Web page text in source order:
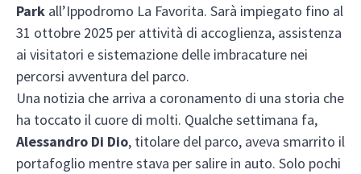
Park all’Ippodromo La Favorita. Sarà impiegato fino al
31 ottobre 2025 per attività di accoglienza, assistenza
ai visitatori e sistemazione delle imbracature nei
percorsi avventura del parco.
Una notizia che arriva a coronamento di una storia che
ha toccato il cuore di molti. Qualche settimana fa,
Alessandro Di Dio, titolare del parco, aveva smarrito il
portafoglio mentre stava per salire in auto. Solo pochi